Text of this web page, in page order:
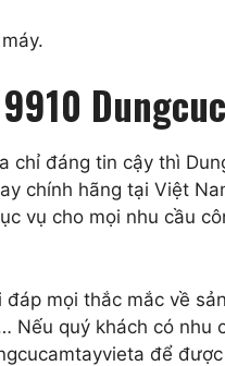
chỉ đáng tin cậy thì
chính hãng tại Việt
vụ cho mọi nhu cầu
mọi thắc mắc về
Nếu quý khách có nhu
để